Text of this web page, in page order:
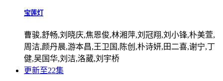
宝莲灯
曹骏,舒畅,刘晓庆,焦恩俊,林湘萍,刘冠翔,刘小锋,朴美萱,
周洁,颜丹晨,游本昌,王卫国,陈创,朴诗妍,田二喜,谢宁,丁
健,吴国华,刘洁,洛葳,刘宇桥
更新至22集